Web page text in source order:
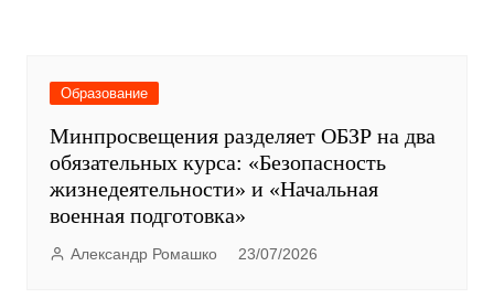
Образование
Минпросвещения разделяет ОБЗР на два
обязательных курса: «Безопасность
жизнедеятельности» и «Начальная
военная подготовка»
Александр Ромашко 23/07/2026